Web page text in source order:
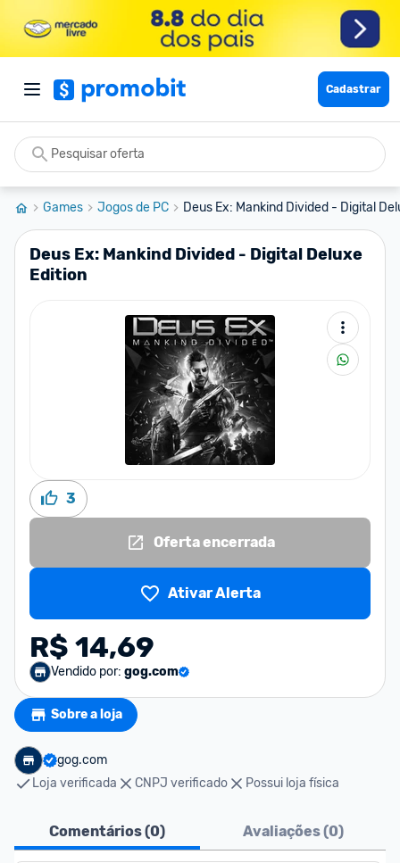
Cadastrar
Games Jogos de PC Deus Ex: Mankind Divided - Digital
Deus Ex: Mankind Divided - Digital Deluxe
Edition
3
Oferta encerrada
Ativar Alerta
R$ 14,69
Vendido por: gog.com
Sobre a loja
gog.com
Loja verificada
CNPJ verificado Possui loja física
Comentários (0) Avaliações (0)